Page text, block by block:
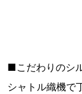
■こだわりのシ
シャトル織機で